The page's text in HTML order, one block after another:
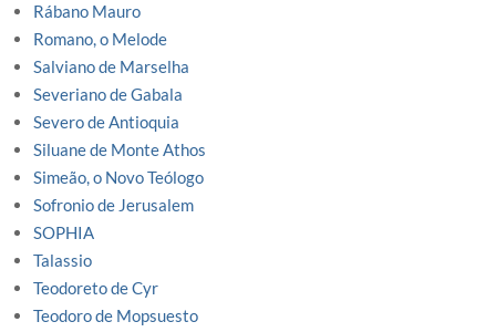
Rábano Mauro
Romano, o Melode
Salviano de Marselha
Severiano de Gabala
Severo de Antioquia
Siluane de Monte Athos
Simeão, o Novo Teólogo
Sofronio de Jerusalem
SOPHIA
Talassio
Teodoreto de Cyr
Teodoro de Mopsuesto